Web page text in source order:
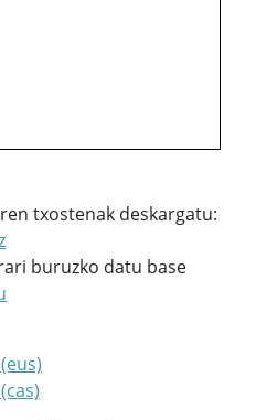
txostenak deskargatu:
buruzko datu base